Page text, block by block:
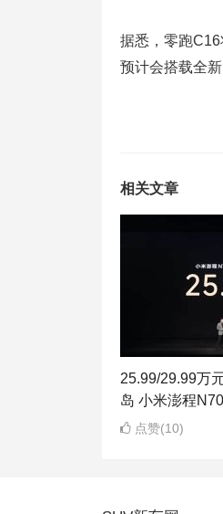
据悉，零跑
预计会搭载全
相关文章
25.99/29.99万
岛 小米澎程
点赞(10)